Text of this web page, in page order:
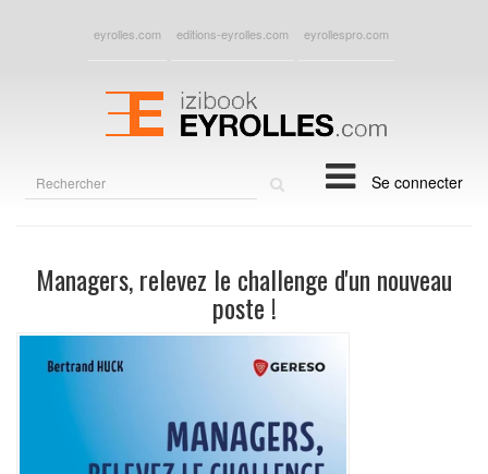
eyrolles.com editions-eyrolles.com eyrollespro.com
Se connecter
Managers, relevez le challenge d'un nouveau
poste !